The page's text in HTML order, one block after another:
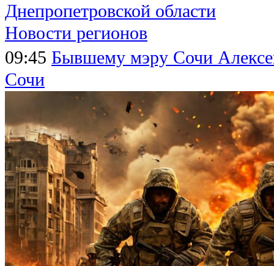
Днепропетровской области
Новости регионов
09:45 Бывшему мэру Сочи
Сочи